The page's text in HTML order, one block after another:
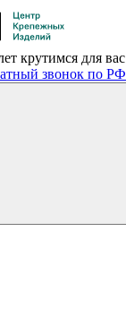
крутимся для вас
звонок по РФ